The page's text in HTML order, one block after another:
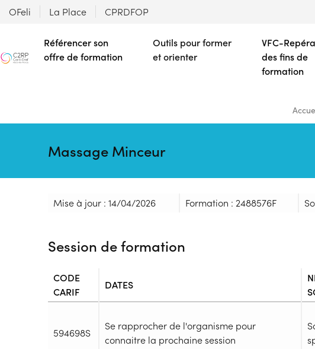
OFeli La Place CPRDFOP
Référencer son
offre de formation
Outils pour former
et orienter
VFC-
des fins de
formation
Massage Minceur
Mise à jour : 14/04/2026 Formation : 2488576F
Session de formation
CODE
CARIF
DATES
594698S
Se rapprocher de l'organisme pour
connaitre la prochaine session